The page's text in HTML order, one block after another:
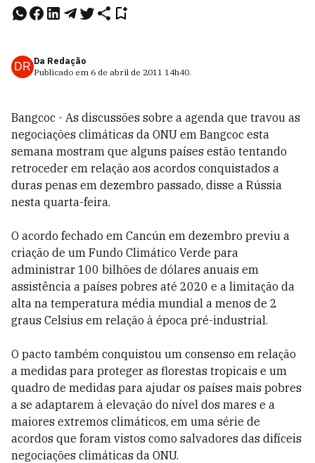
DR Da Redação
Publicado em 6 de abril de 2011 14h40.
Bangcoc - As discussões sobre a agenda que travou as
negociações climáticas da ONU em Bangcoc esta
semana mostram que alguns países estão tentando
retroceder em relação aos acordos conquistados a
duras penas em dezembro passado, disse a Rússia
nesta quarta-feira.
O acordo fechado em Cancún em dezembro previu a
criação de um Fundo Climático Verde para
administrar 100 bilhões de dólares anuais em
assistência a países pobres até 2020 e a limitação da
alta na temperatura média mundial a menos de 2
graus Celsius em relação à época pré-industrial.
O pacto também conquistou um consenso em relação
a medidas para proteger as florestas tropicais e um
quadro de medidas para ajudar os países mais pobres
a se adaptarem à elevação do nível dos mares e a
maiores extremos climáticos, em uma série de
acordos que foram vistos como salvadores das difíceis
negociações climáticas da ONU.